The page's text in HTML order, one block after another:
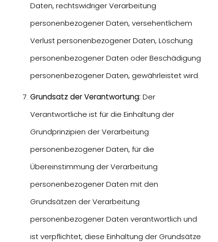
Daten, rechtswidriger Verarbeitung
personenbezogener Daten, versehentlichem
Verlust personenbezogener Daten, Löschung
personenbezogener Daten oder Beschädigung
personenbezogener Daten, gewährleistet wird.
Grundsatz der Verantwortung:Der
Verantwortliche ist für die Einhaltung der
Grundprinzipien der Verarbeitung
personenbezogener Daten, für die
Übereinstimmung der Verarbeitung
personenbezogener Daten mit den
Grundsätzen der Verarbeitung
personenbezogener Daten verantwortlich und
ist verpflichtet, diese Einhaltung der Grundsätze